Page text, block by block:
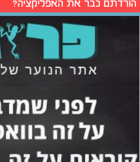
הורדתם כבר את האפליקציה?